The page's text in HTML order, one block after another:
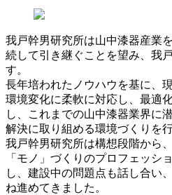
我戸幹男研究所は山中漆器産業
続して引き継ぐことを望み、我
す。
長年培われたノウハウを基に、
環境変化に柔軟に対応し、最適
し、これまでの山中漆器業界に
解決に取り組める環境づくりを
我戸幹男研究所は構想段階から
「モノ」づくりのプロフェッシ
し、建設中の問題点も話し合い
ね進めてきました。